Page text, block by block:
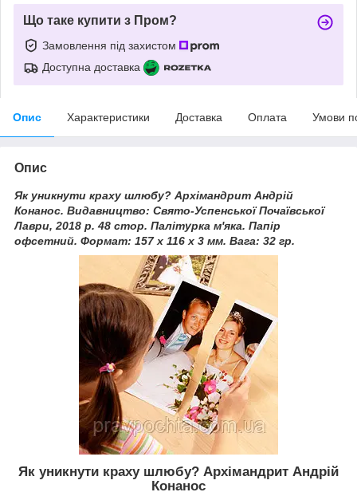
Що таке купити з Пром?
Замовлення під захистом
Доступна доставка
Опис Характеристики Доставка Оплата Умови
Опис
Як уникнути краху шлюбу? Архімандрит Андрій
Конанос. Видавництво: Свято-Успенської Почаївської
Лаври, 2018 р. 48 стор. Палітурка м'яка. Папір
офсетний. Формат: 157 х 116 х 3 мм. Вага: 32 гр.
Як уникнути краху шлюбу? Архімандрит Андрій
Конанос